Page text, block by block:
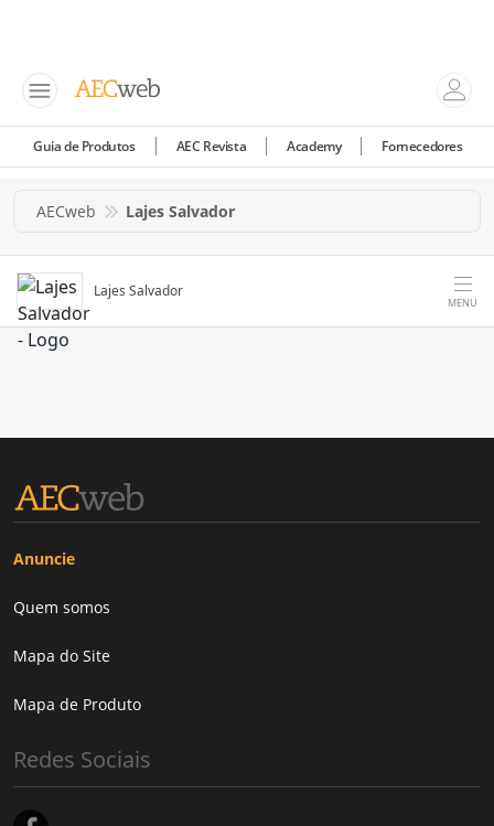
Guia de Produtos AEC Revista Academy Fornecedores
AECweb Lajes Salvador
Lajes Salvador
MENU
Anuncie
Quem somos
Mapa do Site
Mapa de Produto
Redes Sociais